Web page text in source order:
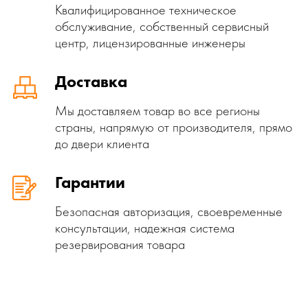
Квалифицированное техническое
обслуживание, собственный сервисный
центр, лицензированные инженеры
Доставка
Мы доставляем товар во все регионы
страны, напрямую от производителя, прямо
до двери клиента
Гарантии
Безопасная авторизация, своевременные
консультации, надежная система
резервирования товара